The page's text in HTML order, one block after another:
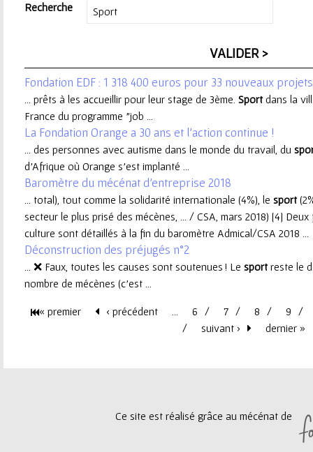
r
r
e
u
r
Recherche
Fondation EDF : 1 318 400 euros pour 33 nouveaux projets
... prêts à les accueillir pour leur stage de 3ème. Sportdans la
France du programme "job ...
La Fondation Orange a 30 ans et l’action continue !
... des personnes avec autisme dans le monde du travail, du
d’Afrique où Orange s’est implanté ...
Baromètre du mécénat d'entreprise 2018
... total), tout comme la solidarité internationale (4%), le sport
secteur le plus prisé des mécènes, ... / CSA, mars 2018) [4]
culture sont détaillés à la fin du baromètre Admical/CSA 2018 ...
Déconstruction des préjugés n°2
... ❌ Faux, toutes les causes sont soutenues ! Le sportreste le
nombre de mécènes (c’est ...
« premier ‹ précédent 6 7 8
9
suivant ›
dernier »
Ce site est réalisé grâce au mécénat de